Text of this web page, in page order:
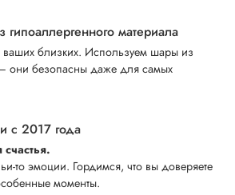
материала
близких. Используем шары из
они безопасны даже для самых
с 2017 года
то эмоции. Гордимся, что вы доверяете
моменты.